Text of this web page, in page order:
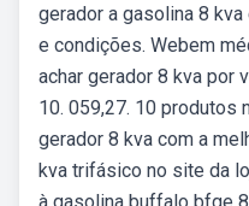
gerador a gasolina 8
e condições. Webem
achar gerador 8 kva por
10. 059,27. 10 produtos
gerador 8 kva com a
kva trifásico no site da